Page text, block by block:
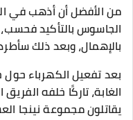
من الأفضل أن أذهب في
الجاسوس بالتأكيد
بالإهمال، وبعد ذلك سأطرد
بعد تفعيل الكهرباء
الغابة، تاركًا خلفه
يقاتلون مجموعة نينجا